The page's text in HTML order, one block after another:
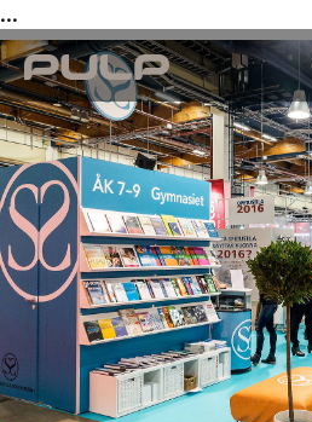
...